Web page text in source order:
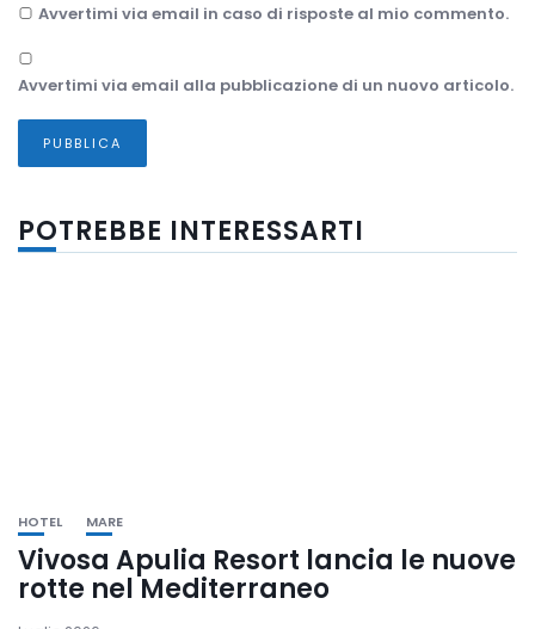
Avvertimi via email in caso di risposte al mio commento.
Avvertimi via email alla pubblicazione di un nuovo articolo.
POTREBBE INTERESSARTI
HOTEL MARE
Vivosa Apulia Resort lancia le nuove
rotte nel Mediterraneo